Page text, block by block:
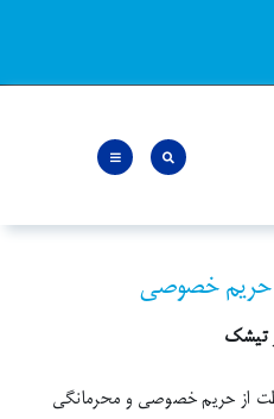
خصوصی
تیشک
از حریم خصوصی و محرمانگی